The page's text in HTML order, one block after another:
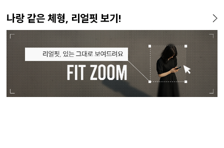
나랑 같은 체형, 리얼핏 보기!